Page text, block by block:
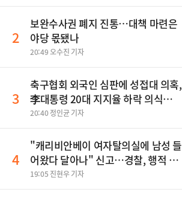
2
보완수사권 폐지 진통…대책 마련은
야당 몫됐나
20:49 오수진 기자
3
축구협회 외국인 심판에 성접대 의혹,
李대통령 20대 지지율 하락 의식했
나, 삼전닉스 올인은 금물, SK하이닉
민석 "과반 승리 가능성 99%" 등
20:40 정인균 기자
4
"캐리비안베이 여자탈의실에 남성 들
어왔다 달아나" 신고…경찰, 행적 추
적 중
19:05 진현우 기자